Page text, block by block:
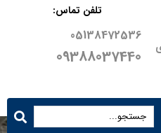
تلفن تماس:
05138472536
09388037440